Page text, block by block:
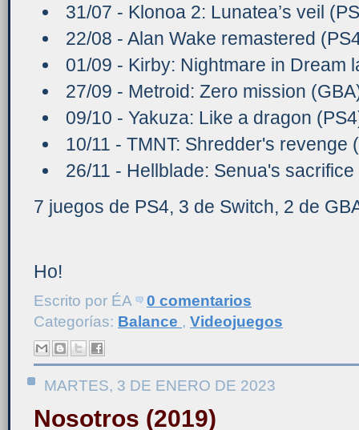
31/07 - Klonoa 2: Lunatea’s veil
22/08 - Alan Wake remastered
01/09 - Kirby: Nightmare in Dream
27/09 - Metroid: Zero mission
09/10 - Yakuza: Like a dragon
10/11 - TMNT: Shredder's revenge
26/11 - Hellblade: Senua's
7 juegos de PS4, 3 de Switch, 2 de
Ho!
Escrito por ÉA
0 comentarios
Categorías: Balance , Videojuegos
MARTES, 3 DE ENERO DE 2023
Nosotros (2019)